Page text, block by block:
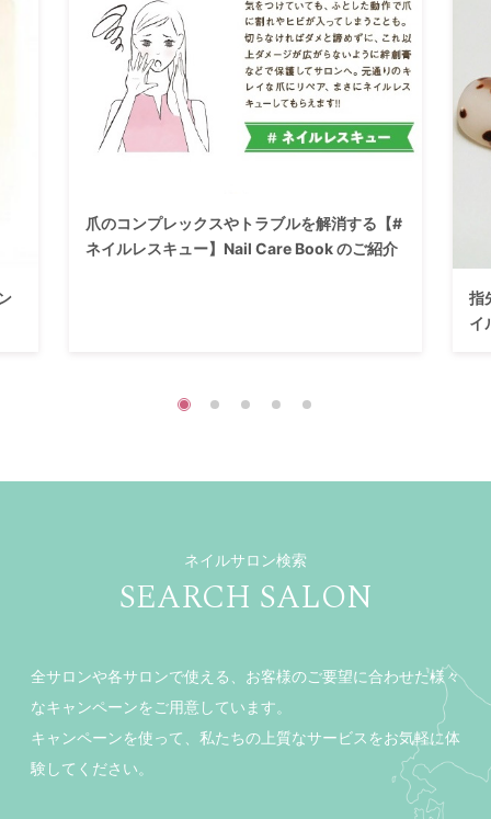
爪のコンプレックスやトラブルを解消する【#
ネイルレスキュー】Nail Care Book のご紹介
指
イ
ネイルサロン検索
SEARCH SALON
全サロンや各サロンで使える、お客様のご要望に合わせた様々
なキャンペーンをご用意しています。
キャンペーンを使って、私たちの上質なサービスをお気軽に体
験してください。